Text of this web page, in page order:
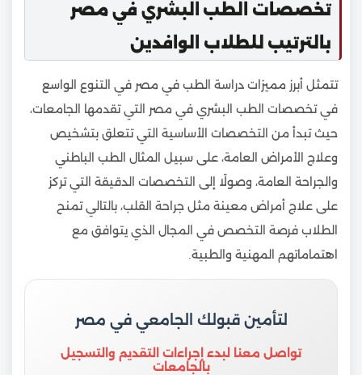
تخصصات الطب البشري في مصر
بالترتيب للطلاب الوافدين
تتمثل أبرز مميزات دراسة الطب في مصر في التنوع الواسع
في تخصصات الطب البشري في مصر التي تقدمها الجامعات،
حيث تبدأ من التخصصات الأساسية التي تتعلق بتشخيص
وعلاج الأمراض العامة، على سبيل المثال الطب الباطني
والجراحة العامة، وصولًا إلى التخصصات الدقيقة التي تركز
على علاج أمراض معينة مثل جراحة القلب، بالتالي تمنح
الطلاب فرصة التخصص في المجال الذي يتوافق مع
اهتماماتهم المهنية والطبية.
لتأمين قبولك الجامعي في مصر
تواصل معنا لبدء إجراءات التقديم والتسجيل
بالجامعات